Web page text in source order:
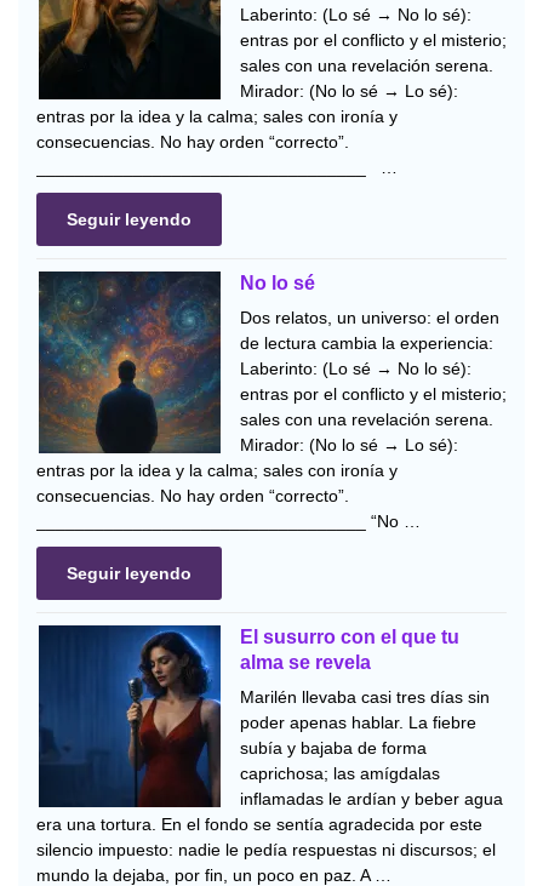
Laberinto: (Lo sé → No lo sé):
entras por el conflicto y el misterio;
sales con una revelación serena.
Mirador: (No lo sé → Lo sé):
entras por la idea y la calma; sales con ironía y
consecuencias. No hay orden “correcto”.
Seguir leyendo
No lo sé
Dos relatos, un universo: el orden
de lectura cambia la experiencia:
Laberinto: (Lo sé → No lo sé):
entras por el conflicto y el misterio;
sales con una revelación serena.
Mirador: (No lo sé → Lo sé):
entras por la idea y la calma; sales con ironía y
consecuencias. No hay orden “correcto”.
__________________________________ “No …
Seguir leyendo
El susurro con el que tu
alma se revela
Marilén llevaba casi tres días sin
poder apenas hablar. La fiebre
subía y bajaba de forma
caprichosa; las amígdalas
inflamadas le ardían y beber agua
era una tortura. En el fondo se sentía agradecida por este
silencio impuesto: nadie le pedía respuestas ni discursos; el
mundo la dejaba, por fin, un poco en paz. A …